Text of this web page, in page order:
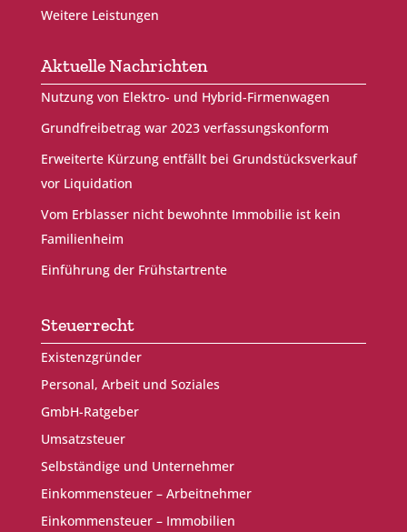
Weitere Leistungen
Aktuelle Nachrichten
Nutzung von Elektro- und Hybrid-Firmenwagen
Grundfreibetrag war 2023 verfassungskonform
Erweiterte Kürzung entfällt bei Grundstücksverkauf
vor Liquidation
Vom Erblasser nicht bewohnte Immobilie ist kein
Familienheim
Einführung der Frühstartrente
Steuerrecht
Existenzgründer
Personal, Arbeit und Soziales
GmbH-Ratgeber
Umsatzsteuer
Selbständige und Unternehmer
Einkommensteuer – Arbeitnehmer
Einkommensteuer – Immobilien